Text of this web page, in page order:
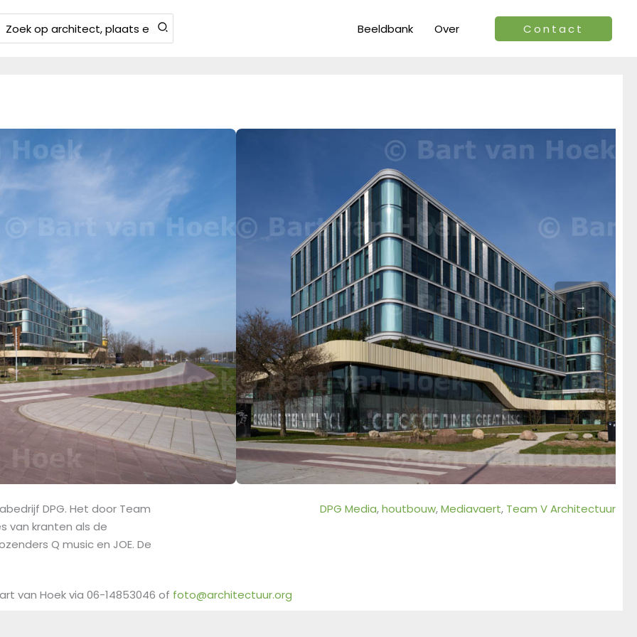
Zoeken
Beeldbank Over Contact
→
DPG. Het door Team
van kranten als de
Q music en JOE. De
DPG Media, houtbouw, Mediavaert, Team V Architectuur
van Hoek via 06-14853046 of foto@architectuur.org